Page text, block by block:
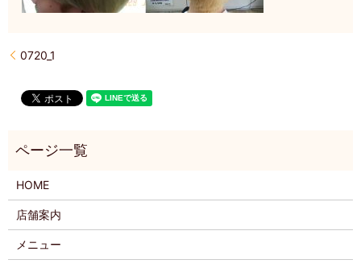
0720_1
HOME
店舗案内
メニュー